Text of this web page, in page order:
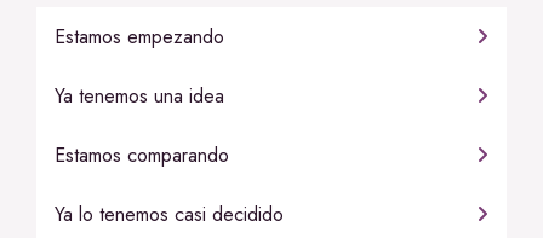
Estamos empezando
Ya tenemos una idea
Estamos comparando
Ya lo tenemos casi decidido